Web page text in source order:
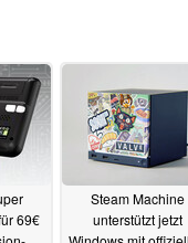
69€
Steam Machine
unterstützt jetzt